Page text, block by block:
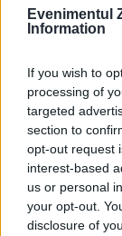
Evenimentul
Information
If you wish to
processing of
targeted
section to
opt-out request
interest-based
us or personal
your opt-out.
disclosure of
Sorin